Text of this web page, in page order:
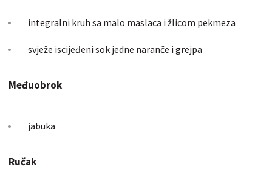
integralni kruh sa malo maslaca i žlicom pekmeza
svježe iscijeđeni sok jedne naranče i grejpa
Međuobrok
jabuka
Ručak